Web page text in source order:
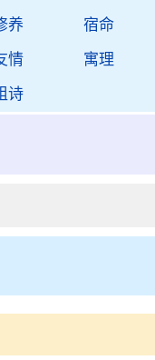
养 宿命
情 寓理
诗